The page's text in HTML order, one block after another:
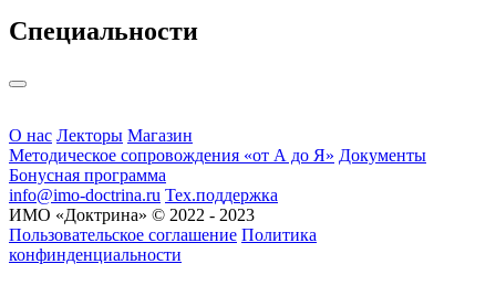
Cпециальности
О нас Лекторы Магазин
Методическое сопровождения «от А до Я» Документы
Бонусная программа
info@imo-doctrina.ru Тех.поддержка
ИМО «Доктрина» © 2022 - 2023
Пользовательское соглашение Политика
конфинденциальности